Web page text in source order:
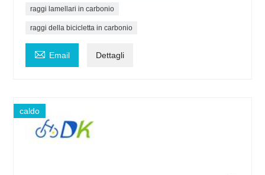
raggi lamellari in carbonio
raggi della bicicletta in carbonio
 Email Dettagli
caldo